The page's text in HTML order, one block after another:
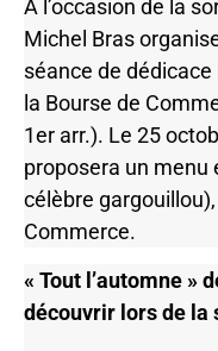
À l’occasion de la
Michel Bras
séance de
la Bourse de
1er arr.). Le 25
proposera un menu
célèbre
Commerce.
« Tout l’automne »
découvrir lors de la